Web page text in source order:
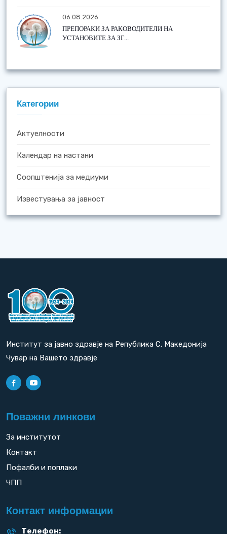
06.08.2026
ПРЕПОРАКИ ЗА РАКОВОДИТЕЛИ НА
УСТАНОВИТЕ ЗА ЗГ...
Категории
Актуелности
Календар на настани
Соопштенија за медиуми
Известувања за јавност
Институт за јавно здравје на Република С. Македонија
Чувар на Вашето здравје
Поважни линкови
За институтот
Контакт
Пофалби и поплаки
ЧПП
Контакт информации
Телефон: